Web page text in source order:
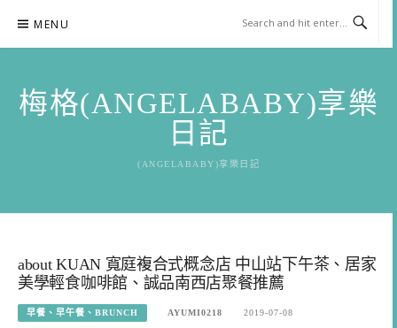
content
MENU
梅格(ANGELABABY)享樂
日記
(ANGELABABY)享樂日記
about KUAN 寬庭複合式概念店 中山站下午茶、居家
美學輕食咖啡館、誠品南西店聚餐推薦
早餐、早午餐、BRUNCH AYUMI0218 2019-07-08